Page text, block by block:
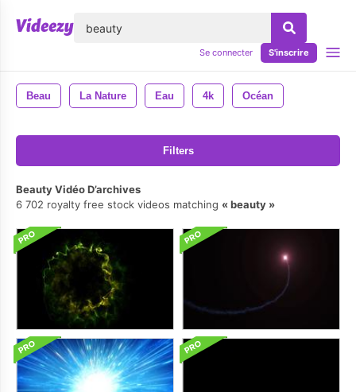
Se connecter S'inscrire
Beau La Nature Eau 4k Océan
Filters
Beauty Vidéo D’archives
6 702 royalty free stock videos matching
beauty